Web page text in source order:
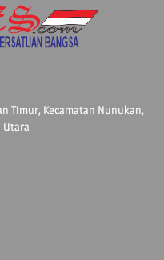
Timur, Kecamatan Nunukan,
Utara